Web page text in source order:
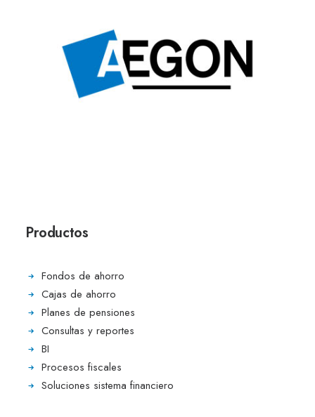
Productos
Fondos de ahorro
Cajas de ahorro
Planes de pensiones
Consultas y reportes
BI
Procesos fiscales
Soluciones sistema financiero